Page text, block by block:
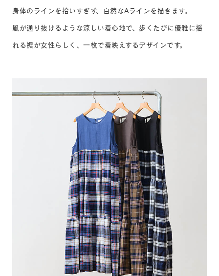
身体のラインを拾いすぎず、自然なAラインを描きます。
風が通り抜けるような涼しい着心地で、歩くたびに優雅に揺
れる裾が女性らしく、一枚で着映えするデザインです。